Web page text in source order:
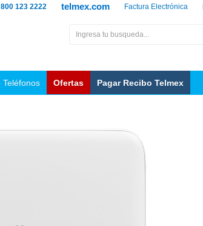
Factura Electrónica
telmex.com
800 123 2222
Teléfonos Ofertas Pagar Recibo Telmex